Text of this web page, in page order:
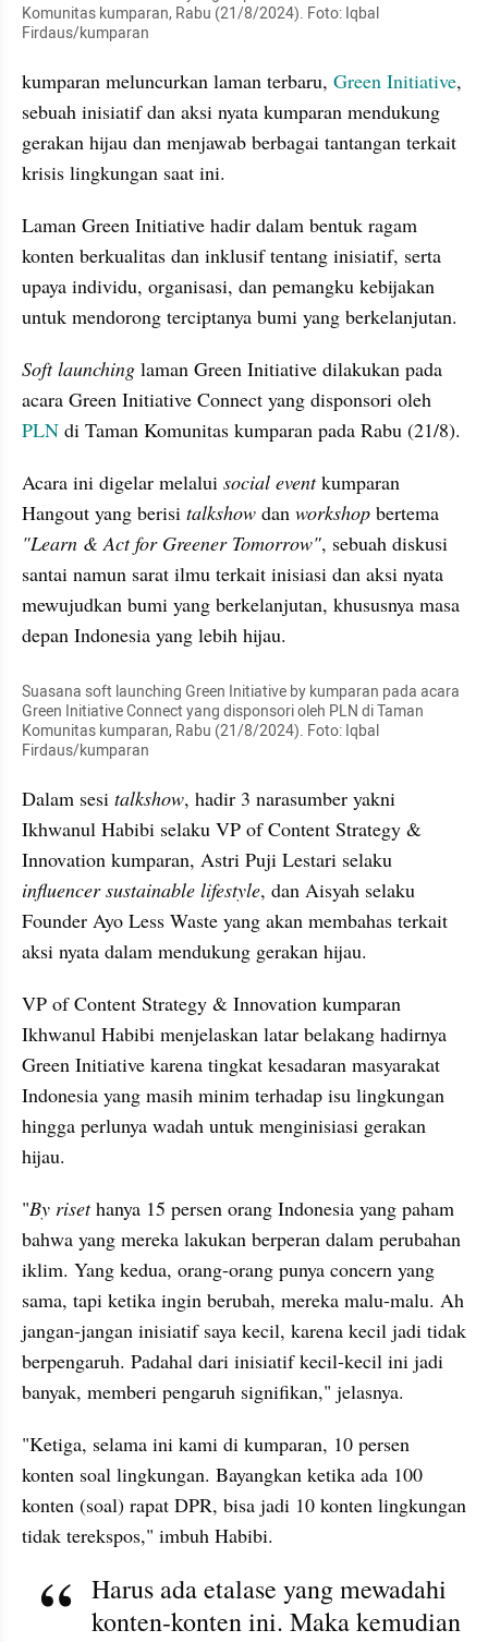
Komunitas kumparan, Rabu (21/8/2024). Foto: Iqbal
Firdaus/kumparan
kumparan meluncurkan laman terbaru, Green Initiative,
sebuah inisiatif dan aksi nyata kumparan mendukung
gerakan hijau dan menjawab berbagai tantangan terkait
krisis lingkungan saat ini.
Laman Green Initiative hadir dalam bentuk ragam
konten berkualitas dan inklusif tentang inisiatif, serta
upaya individu, organisasi, dan pemangku kebijakan
untuk mendorong terciptanya bumi yang berkelanjutan.
Soft launching laman Green Initiative dilakukan pada
PLN di Taman Komunitas kumparan pada Rabu (21/8).
Acara ini digelar melalui social event kumparan
Hangout yang berisi talkshow dan workshop
"Learn & Act for Greener Tomorrow", sebuah diskusi
santai namun sarat ilmu terkait inisiasi dan aksi nyata
mewujudkan bumi yang berkelanjutan, khususnya masa
depan Indonesia yang lebih hijau.
Suasana soft launching Green Initiative by kumparan pada acara
Green Initiative Connect yang disponsori oleh PLN di Taman
Komunitas kumparan, Rabu (21/8/2024). Foto: Iqbal
Firdaus/kumparan
Dalam sesi talkshow, hadir 3 narasumber yakni
Ikhwanul Habibi selaku VP of Content Strategy &
influencer sustainable lifestyle, dan Aisyah selaku
Founder Ayo Less Waste yang akan membahas terkait
aksi nyata dalam mendukung gerakan hijau.
VP of Content Strategy & Innovation kumparan
Ikhwanul Habibi menjelaskan latar belakang hadirnya
Green Initiative karena tingkat kesadaran masyarakat
Indonesia yang masih minim terhadap isu lingkungan
hingga perlunya wadah untuk menginisiasi gerakan
hijau.
"By riset hanya 15 persen orang Indonesia yang paham
bahwa yang mereka lakukan berperan dalam perubahan
iklim. Yang kedua, orang-orang punya concern yang
sama, tapi ketika ingin berubah, mereka malu-malu. Ah
jangan-jangan inisiatif saya kecil, karena kecil jadi tidak
berpengaruh. Padahal dari inisiatif kecil-kecil ini jadi
banyak, memberi pengaruh signifikan," jelasnya.
"Ketiga, selama ini kami di kumparan, 10 persen
konten soal lingkungan. Bayangkan ketika ada 100
konten (soal) rapat DPR, bisa jadi 10 konten lingkungan
tidak terekspos," imbuh Habibi.
Harus ada etalase yang mewadahi
konten-konten ini. Maka kemudian